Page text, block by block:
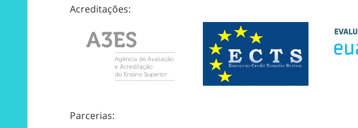
Acreditações:
Parcerias: